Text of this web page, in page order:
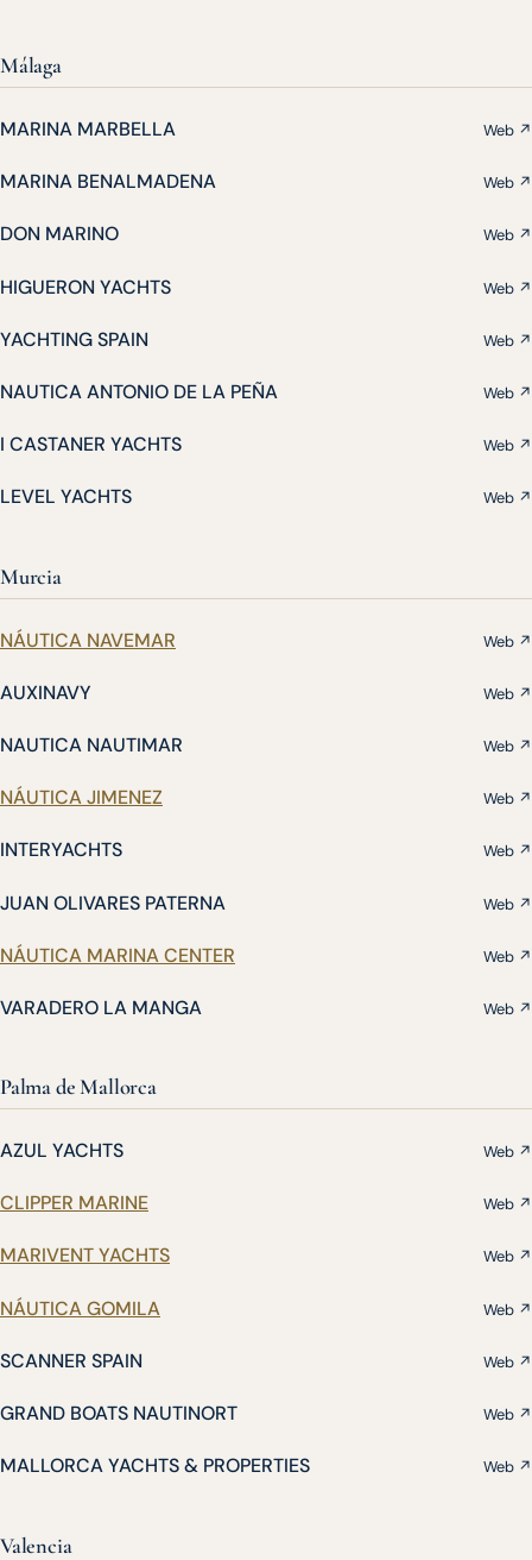
Málaga
MARINA MARBELLA Web ↗
MARINA BENALMADENA Web ↗
DON MARINO Web ↗
HIGUERON YACHTS Web ↗
YACHTING SPAIN Web ↗
NAUTICA ANTONIO DE LA PEÑA Web ↗
I CASTANER YACHTS Web ↗
LEVEL YACHTS Web ↗
Murcia
NÁUTICA NAVEMAR Web ↗
AUXINAVY Web ↗
NAUTICA NAUTIMAR Web ↗
NÁUTICA JIMENEZ Web ↗
INTERYACHTS Web ↗
JUAN OLIVARES PATERNA Web ↗
NÁUTICA MARINA CENTER Web ↗
VARADERO LA MANGA Web ↗
Palma de Mallorca
AZUL YACHTS Web ↗
CLIPPER MARINE Web ↗
MARIVENT YACHTS Web ↗
NÁUTICA GOMILA Web ↗
SCANNER SPAIN Web ↗
GRAND BOATS NAUTINORT Web ↗
MALLORCA YACHTS & PROPERTIES Web ↗
Valencia